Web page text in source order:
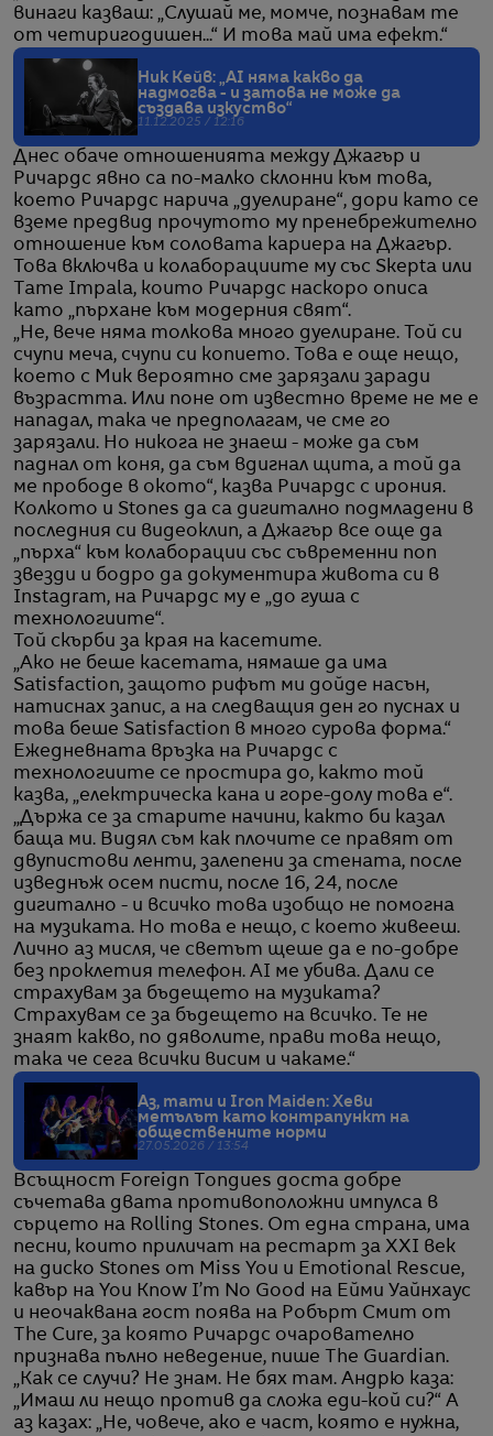
винаги казваш: „Слушай ме, момче, познавам те
от четиригодишен...“ И това май има ефект.“
Ник Кейв: „AI няма какво да
надмогва - и затова не може да
създава изкуство“
11.12.2025 / 12:16
Днес обаче отношенията между Джагър и
Ричардс явно са по-малко склонни към това,
което Ричардс нарича „дуелиране“, дори като се
вземе предвид прочутото му пренебрежително
отношение към соловата кариера на Джагър.
Това включва и колаборациите му със Skepta или
Tame Impala, които Ричардс наскоро описа
като „пърхане към модерния свят“.
„Не, вече няма толкова много дуелиране. Той си
счупи меча, счупи си копието. Това е още нещо,
което с Мик вероятно сме зарязали заради
възрастта. Или поне от известно време не ме е
нападал, така че предполагам, че сме го
зарязали. Но никога не знаеш - може да съм
паднал от коня, да съм вдигнал щита, а той да
ме прободе в окото“, казва Ричардс с ирония.
Колкото и Stones да са дигитално подмладени в
последния си видеоклип, а Джагър все още да
„пърха“ към колаборации със съвременни поп
звезди и бодро да документира живота си в
Instagram, на Ричардс му е „до гуша с
технологиите“.
Той скърби за края на касетите.
„Ако не беше касетата, нямаше да има
Satisfaction, защото рифът ми дойде насън,
натиснах запис, а на следващия ден го пуснах и
това беше Satisfaction в много сурова форма.“
Ежедневната връзка на Ричардс с
технологиите се простира до, както той
казва, „електрическа кана и горе-долу това е“.
„Държа се за старите начини, както би казал
баща ми. Видял съм как плочите се правят от
двупистови ленти, залепени за стената, после
изведнъж осем писти, после 16, 24, после
дигитално - и всичко това изобщо не помогна
на музиката. Но това е нещо, с което живееш.
Лично аз мисля, че светът щеше да е по-добре
без проклетия телефон. AI ме убива. Дали се
страхувам за бъдещето на музиката?
Страхувам се за бъдещето на всичко. Те не
знаят какво, по дяволите, прави това нещо,
така че сега всички висим и чакаме.“
Аз, тати и Iron Maiden: Хеви
метълът като контрапункт на
обществените норми
27.05.2026 / 13:54
Всъщност Foreign Tongues доста добре
съчетава двата противоположни импулса в
сърцето на Rolling Stones. От една страна, има
песни, които приличат на рестарт за XXI век
на диско Stones от Miss You и Emotional Rescue,
кавър на You Know I’m No Good на Ейми Уайнхаус
и неочаквана гост поява на Робърт Смит от
The Cure, за която Ричардс очарователно
признава пълно неведение, пише The Guardian.
„Как се случи? Не знам. Не бях там. Андрю каза:
„Имаш ли нещо против да сложа еди-кой си?“ А
аз казах: „Не, човече, ако е част, която е нужна,